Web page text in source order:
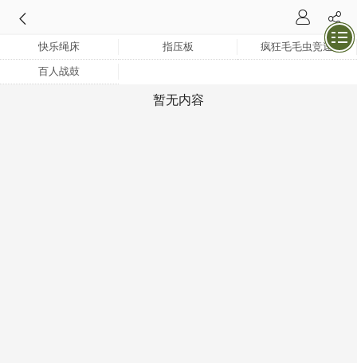
快乐绳床 指压板 疯狂毛毛虫竞速
百人战鼓
暂无内容